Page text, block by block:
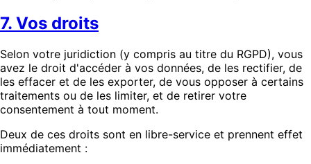
7. Vos droits
Selon votre juridiction (y compris au titre du RGPD), vous
avez le droit d'accéder à vos données, de les rectifier, de
les effacer et de les exporter, de vous opposer à certains
traitements ou de les limiter, et de retirer votre
consentement à tout moment.
Deux de ces droits sont en libre-service et prennent effet
immédiatement :